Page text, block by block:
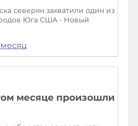
северян захватили один из
Юга США - Новый
месяце произошли